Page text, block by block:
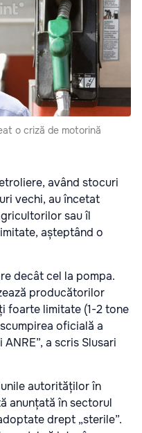
o criză de motorină
având stocuri
vechi, au încetat
sau îl
așteptând o
decât cel la pompa.
producătorilor
foarte limitate (1-2 tone
oficială a
a scris Slusari
autorităților în
anunțată în sectorul
drept „sterile”.